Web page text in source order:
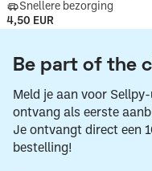
Snellere bezorging
4,50 EUR
Be part of the
Meld je aan voor
ontvang als eerste
Je ontvangt direct een
bestelling!